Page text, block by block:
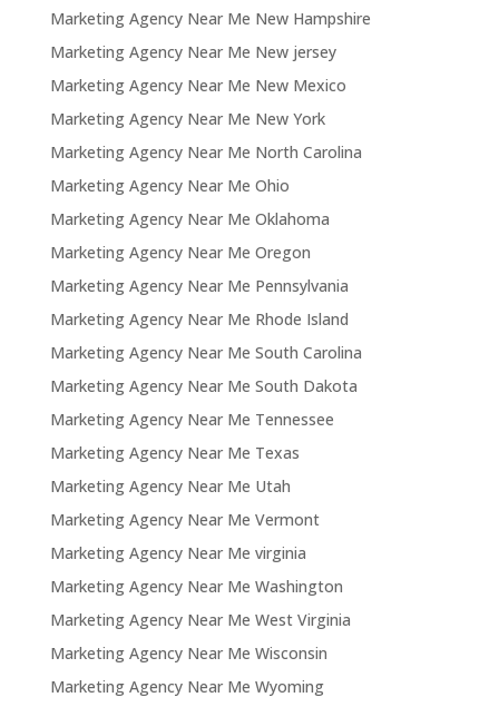
Marketing Agency Near Me New Hampshire
Marketing Agency Near Me New jersey
Marketing Agency Near Me New Mexico
Marketing Agency Near Me New York
Marketing Agency Near Me North Carolina
Marketing Agency Near Me Ohio
Marketing Agency Near Me Oklahoma
Marketing Agency Near Me Oregon
Marketing Agency Near Me Pennsylvania
Marketing Agency Near Me Rhode Island
Marketing Agency Near Me South Carolina
Marketing Agency Near Me South Dakota
Marketing Agency Near Me Tennessee
Marketing Agency Near Me Texas
Marketing Agency Near Me Utah
Marketing Agency Near Me Vermont
Marketing Agency Near Me virginia
Marketing Agency Near Me Washington
Marketing Agency Near Me West Virginia
Marketing Agency Near Me Wisconsin
Marketing Agency Near Me Wyoming